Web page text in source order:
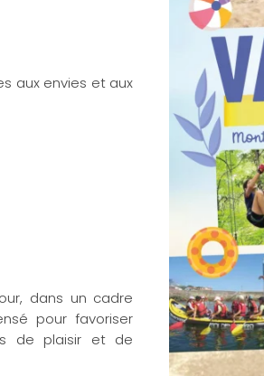
aux envies et aux
dans un cadre
pour favoriser
de plaisir et de